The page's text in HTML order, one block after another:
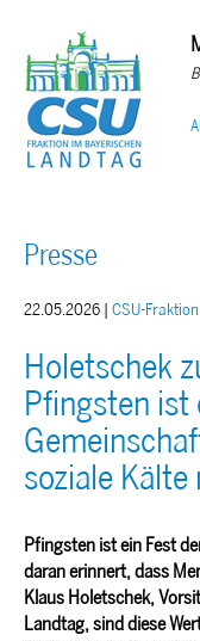
Presse
22.05.2026 | CSU-
Holetschek
Pfingsten ist
soziale Kälte
Pfingsten ist ein Fest
daran erinnert, dass
Klaus Holetschek,
Landtag, sind diese